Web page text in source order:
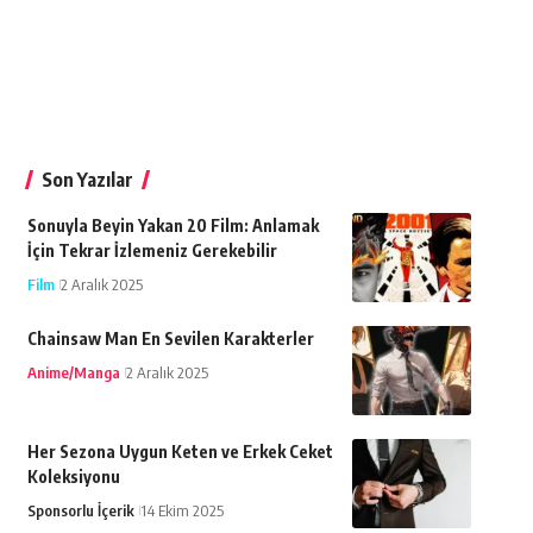
Son Yazılar
Sonuyla Beyin Yakan 20 Film: Anlamak
İçin Tekrar İzlemeniz Gerekebilir
Film 2 Aralık 2025
Chainsaw Man En Sevilen Karakterler
Anime/Manga 2 Aralık 2025
Her Sezona Uygun Keten ve Erkek Ceket
Koleksiyonu
Sponsorlu İçerik 14 Ekim 2025